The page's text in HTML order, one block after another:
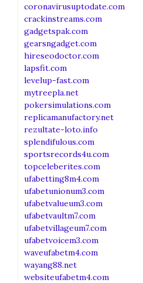
coronavirusuptodate.com
crackinstreams.com
gadgetspak.com
gearsngadget.com
hireseodoctor.com
lapsfit.com
levelup-fast.com
mytreepla.net
pokersimulations.com
replicamanufactory.net
rezultate-loto.info
splendifulous.com
sportsrecords4u.com
topceleberites.com
ufabetting8m4.com
ufabetunionum3.com
ufabetvalueum3.com
ufabetvaultm7.com
ufabetvillageum7.com
ufabetvoicem3.com
waveufabetm4.com
wayang88.net
websiteufabetm4.com